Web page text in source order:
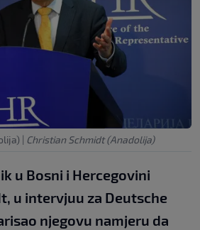
| Christian Schmidt (Anadolija)
u Bosni i Hercegovini
u intervjuu za Deutsche
njegovu namjeru da